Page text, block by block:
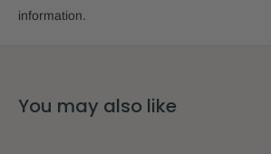
information.
You may also like